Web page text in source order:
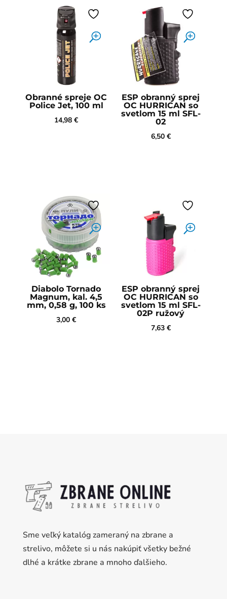
Obranné spreje OC
Police Jet, 100 ml
14,98€
ESP obranný sprej
OC HURRICAN so
svetlom 15 ml SFL-
02
6,50 €
Diabolo Tornado
Magnum, kal. 4,5
mm, 0,58 g, 100 ks
3,00€
ESP obranný sprej
OC HURRICAN so
svetlom 15 ml SFL-
02P ružový
7,63 €
Sme veľký katalóg zameraný na zbrane a
strelivo, môžete si u nás nakúpiť všetky bežné
dlhé a krátke zbrane a mnoho ďalšieho.